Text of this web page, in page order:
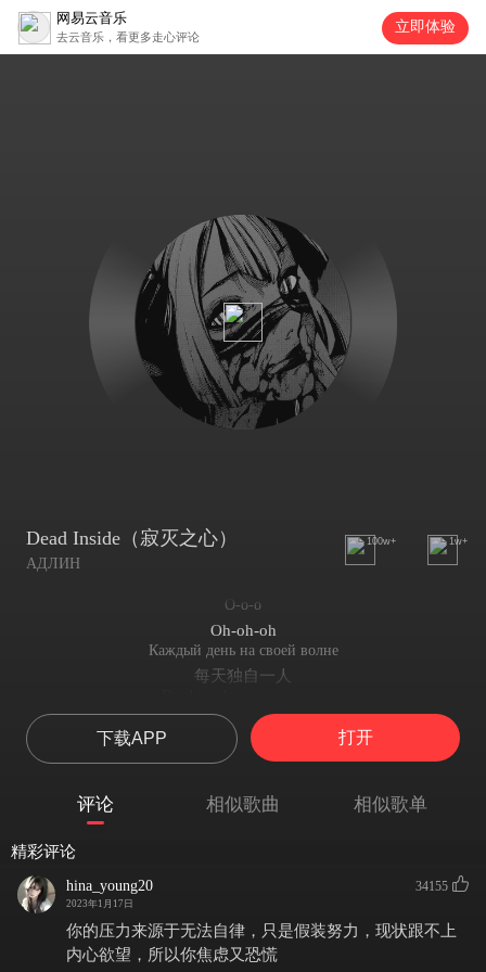
网易云音乐
去云音乐，看更多走心评论
立即体验
Dead Inside（寂灭之心）
АДЛИН
100w+ 1w+
О-о-о
Oh-oh-oh
Каждый день на своей волне
每天独自一人
她在我心里永远沉睡
Как его выгнать, чё за бред?
怎么把他赶出去，到底是什么鬼？
Oh-oh-oh
Ты ушла, ушли проблемы
你走了，一切都过去了
下载APP 打开
评论 相似歌曲 相似歌单
精彩评论
hina_young20
2023年1月17日
34155
你的压力来源于无法自律，只是假装努力，现状跟不上
内心欲望，所以你焦虑又恐慌